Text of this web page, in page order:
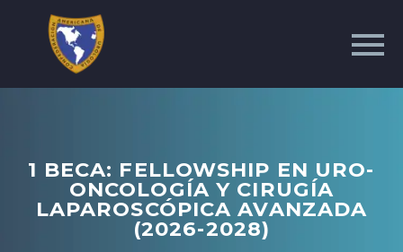
1 BECA: FELLOWSHIP EN URO-
ONCOLOGÍA Y CIRUGÍA
LAPAROSCÓPICA AVANZADA
(2026-2028)